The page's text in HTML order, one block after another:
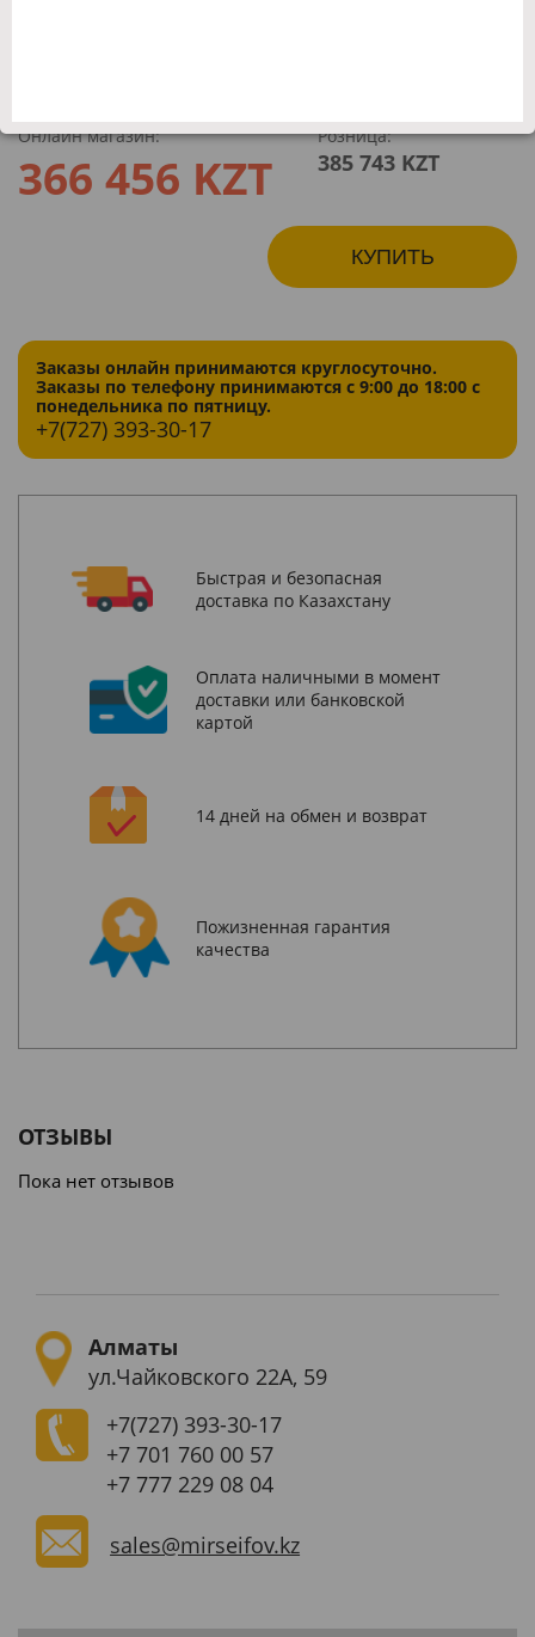
Онлайн магазин:
366 456 KZT
Розница:
385 743 KZT
КУПИТЬ
Заказы онлайн принимаются круглосуточно.
Заказы по телефону принимаются с 9:00 до 18:00 с
понедельника по пятницу.
+7(727)393-30-17
Быстрая и безопасная
доставка по Казахстану
Оплата наличными в момент
доставки или банковской
картой
14 дней на обмен и возврат
Пожизненная гарантия
качества
ОТЗЫВЫ
Пока нет отзывов
Алматы
ул.Чайковского 22А, 59
+7(727) 393-30-17
+7 701 760 00 57
+7 777 229 08 04
sales@mirseifov.kz